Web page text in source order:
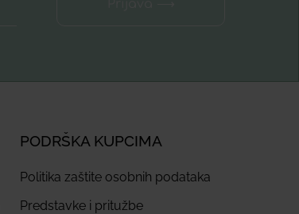
PODRŠKA KUPCIMA
Politika zaštite osobnih podataka
Predstavke i pritužbe